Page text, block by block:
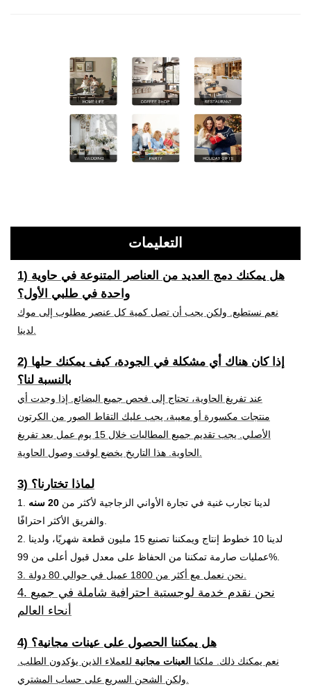
التعليمات
1) هل يمكنك دمج العديد من العناصر المتنوعة في حاوية
واحدة في طلبي الأول؟
نعم نستطيع. ولكن يجب أن تصل كمية كل عنصر مطلوب إلى موك
لدينا.
2) إذا كان هناك أي مشكلة في الجودة، كيف يمكنك حلها
بالنسبة لنا؟
عند تفريغ الحاوية، تحتاج إلى فحص جميع البضائع. إذا وجدت أي
منتجات مكسورة أو معيبة، يجب عليك التقاط الصور من الكرتون
الأصلي. يجب تقديم جميع المطالبات خلال 15 يوم عمل بعد تفريغ
الحاوية. هذا التاريخ يخضع لوقت وصول الحاوية.
3) لماذا تختارنا؟
1. لدينا تجارب غنية في تجارة الأواني الزجاجية لأكثر من 20 سنه
والفريق الأكثر احترافًا.
2. لدينا 10 خطوط إنتاج ويمكننا تصنيع 15 مليون قطعة شهريًا، ولدينا
عمليات صارمة تمكننا من الحفاظ على معدل قبول أعلى من 99%.
3. نحن نعمل مع أكثر من 1800 عميل في حوالي 80 دولة.
4. نحن نقدم خدمة لوجستية احترافية شاملة في جميع
أنحاء العالم
4) هل يمكننا الحصول على عينات مجانية؟
نعم يمكنك ذلك. ملكنا العينات مجانية للعملاء الذين يؤكدون الطلب.
ولكن الشحن السريع على حساب المشتري.